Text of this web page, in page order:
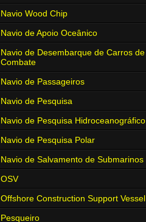
Navio Wood Chip
Navio de Apoio Oceânico
Navio de Desembarque de Carros de
Combate
Navio de Passageiros
Navio de Pesquisa
Navio de Pesquisa Hidroceanográfico
Navio de Pesquisa Polar
Navio de Salvamento de Submarinos
OSV
Offshore Construction Support Vessel
Pesqueiro